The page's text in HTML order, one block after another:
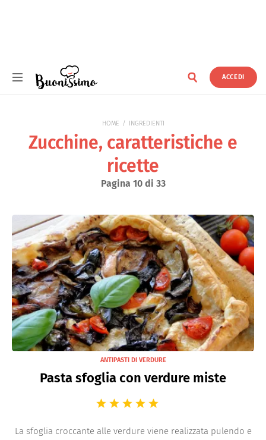
ACCEDI
HOME INGREDIENTI
Zucchine, caratteristiche e
ricette
Pagina 10 di 33
ANTIPASTI DI VERDURE
Pasta sfoglia con verdure miste
La sfoglia croccante alle verdure viene realizzata pulendo e